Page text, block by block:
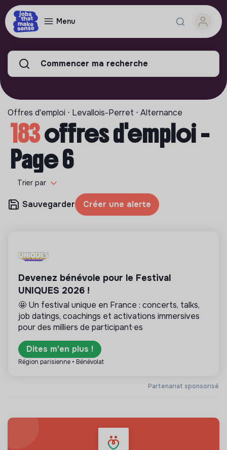
Menu
Commencer ma recherche
Offres d'emploi ⋅ Levallois-Perret ⋅ Alternance
183offres d'emploi -
Page 6
Trier par
Sauvegarder Créer une alerte
Partenariat sponsorisé
Devenez bénévole pour le Festival
UNIQUES 2026 !
🤩 Un festival unique en France : concerts, talks,
job datings, coachings et activations immersives
pour des milliers de participant·es
Dites m'en plus !
Région parisienne • Bénévolat